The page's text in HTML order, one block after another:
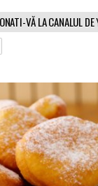
VĂ LA CANALUL DE